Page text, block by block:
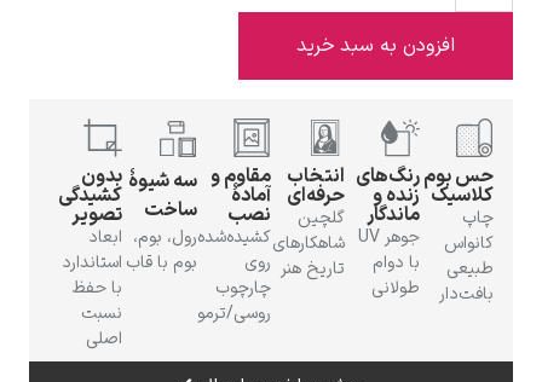
ادوارد هاپر
افزودن به سبد خرید
حس بوم
کلاسیک
چاپ
کانواس
طبیعی
بافت‌دار
رنگ‌های
زنده و
ماندگار
جوهر UV
با دوام
طولانی
انتخاب
حرفه‌ای
گلچین
شاهکارهای
تاریخ هنر
مقاوم و
آمادهٔ
نصب
کشیده‌شده
روی
چارچوب
روسی/ترمو
سه شیوهٔ
ساخت
رول، بوم،
بوم با قاب
بدون
کشیدگی
تصویر
ابعاد
استاندارد
با حفظ
نسبت
اصلی